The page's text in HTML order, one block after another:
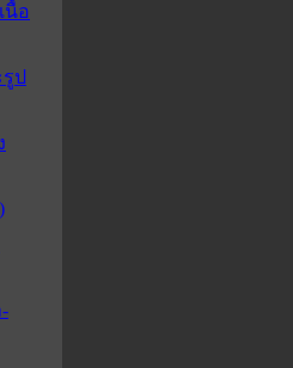
นื้อ
ป